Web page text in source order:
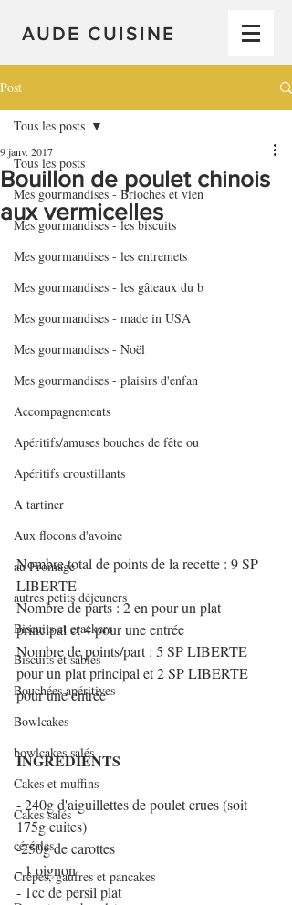
AUDE CUISINE
Post
Tous les posts
Mes gourmandises - Brioches et vien
Mes gourmandises - les biscuits
Mes gourmandises - les entremets
Mes gourmandises - les gâteaux du b
Mes gourmandises - made in USA
Mes gourmandises - Noël
Mes gourmandises - plaisirs d'enfan
Accompagnements
Apéritifs/amuses bouches de fête ou
Apéritifs croustillants
A tartiner
Aux flocons d'avoine
au Fromage
autres petits déjeuners
Biscuits et crackers
Biscuits et sablés
Bouchées apéritives
Bowlcakes
bowlcakes salés
Cakes et muffins
Cakes salés
céréales
Crêpes, gaufres et pancakes
Tous les posts
Bouillon de poulet chinois
aux vermicelles
9 janv. 2017
Nombre total de points de la recette : 9 SP
LIBERTE
Nombre de parts : 2 en pour un plat
principal et 4 pour une entrée
Nombre de points/part : 5 SP LIBERTE
pour un plat principal et 2 SP LIBERTE
pour une entrée
INGREDIENTS
- 240g d'aiguillettes de poulet crues (soit
175g cuites)
-250g de carottes
- 1 oignon
- 1cc de persil plat